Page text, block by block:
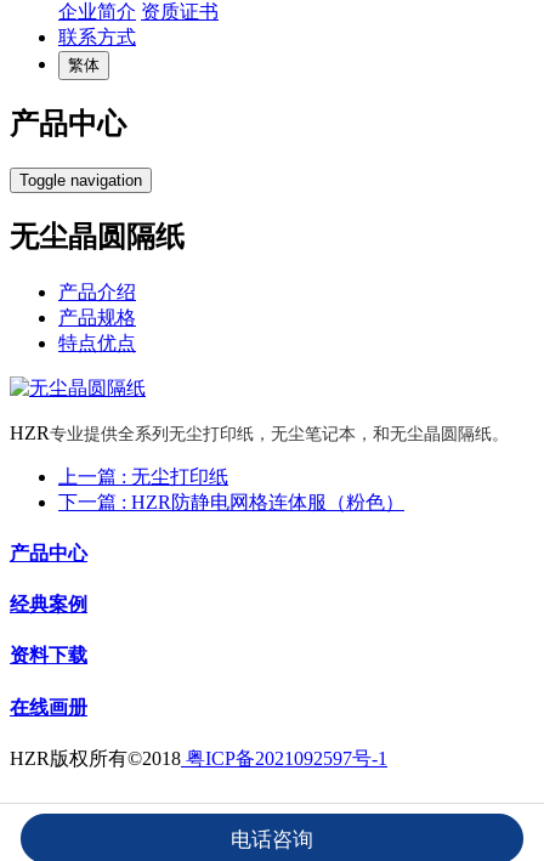
企业简介 资质证书
联系方式
繁体
产品中心
Toggle navigation
无尘晶圆隔纸
产品介绍
产品规格
特点优点
HZR专业提供全系列无尘打印纸，无尘笔记本，和无尘晶圆隔纸。
上一篇 : 无尘打印纸
下一篇 : HZR防静电网格连体服（粉色）
产品中心
经典案例
资料下载
在线画册
HZR版权所有©2018 粤ICP备2021092597号-1
Powered by MRISSA ©2003-2026HZR
电话咨询